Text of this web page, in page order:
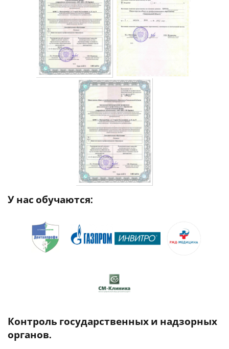
У нас обучаются:
Контроль государственных и надзорных
органов.